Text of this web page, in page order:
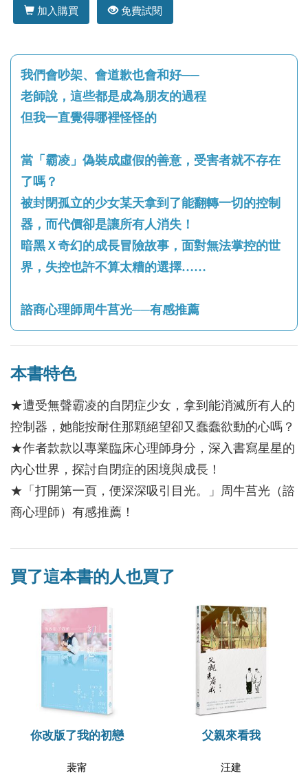
加入購買 免費試閱
我們會吵架、會道歉也會和好──
老師說，這些都是成為朋友的過程
但我一直覺得哪裡怪怪的
當「霸凌」偽裝成虛假的善意，受害者就不存在
了嗎？
被封閉孤立的少女某天拿到了能翻轉一切的控制
器，而代價卻是讓所有人消失！
暗黑Ｘ奇幻的成長冒險故事，面對無法掌控的世
界，失控也許不算太糟的選擇……
諮商心理師周牛莒光──有感推薦
本書特色
★遭受無聲霸凌的自閉症少女，拿到能消滅所有人的
控制器，她能按耐住那顆絕望卻又蠢蠢欲動的心嗎？
★作者款款以專業臨床心理師身分，深入書寫星星的
內心世界，探討自閉症的困境與成長！
★「打開第一頁，便深深吸引目光。」周牛莒光（諮
商心理師）有感推薦！
買了這本書的人也買了
你改版了我的初戀
裴甯
父親來看我
汪建